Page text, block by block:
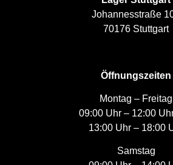
Johannesstraße
70176 Stuttgart
Öffnungszeiten
Montag – Freitag
09:00 Uhr – 12:00
13:00 Uhr – 18:00
Samstag